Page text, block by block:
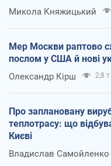
Микола Княжицький
Мер Москви раптово
послом у США й нові
Олександр Кірш 2,8 т.
Про заплановану
теплотрасу: що
Києві
Владислав Самойленко